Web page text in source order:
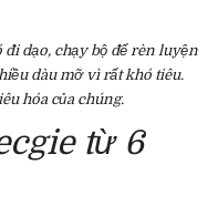
dạo, chạy bộ để rèn luyện
dàu mỡ vì rất khó tiêu.
hóa của chúng.
từ 6